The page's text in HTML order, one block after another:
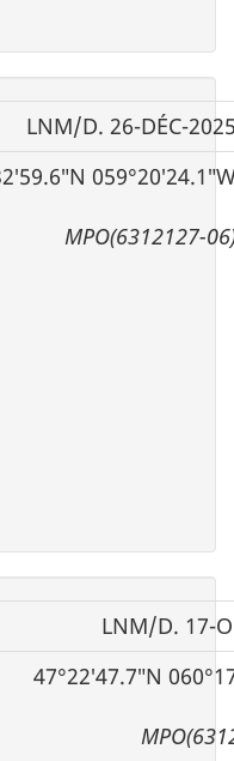
LNM/D. 26-DÉC-
MPO(6312127-
LNM/D. 17-
47°22′47.7″N